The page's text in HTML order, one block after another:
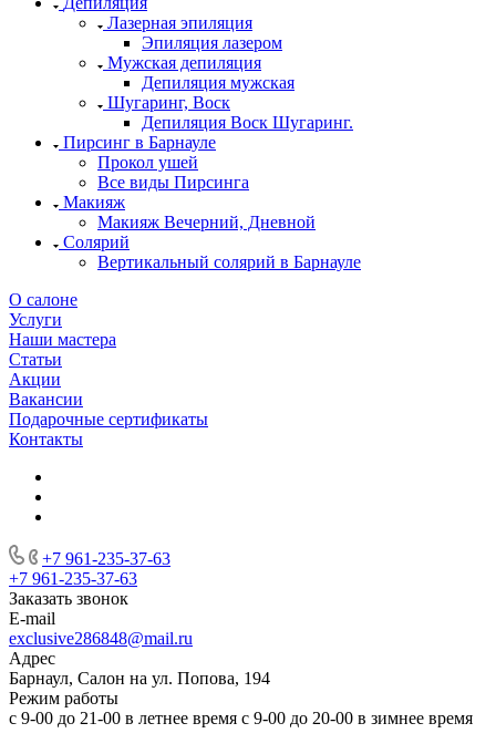
Лазерная эпиляция
Эпиляция лазером
Мужская депиляция
Депиляция мужская
Шугаринг, Воск
Депиляция Воск Шугаринг.
Пирсинг в Барнауле
Прокол ушей
Все виды Пирсинга
Макияж
Макияж Вечерний, Дневной
Солярий
Вертикальный солярий в Барнауле
О салоне
Услуги
Наши мастера
Статьи
Акции
Вакансии
Подарочные сертификаты
Контакты
+7 961-235-37-63
+7 961-235-37-63
Заказать звонок
E-mail
exclusive286848@mail.ru
Адрес
Барнаул, Салон на ул. Попова, 194
Режим работы
с 9-00 до 21-00 в летнее время с 9-00 до 20-00 в зимнее время